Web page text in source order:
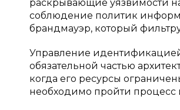
раскрывающие уязвимости
соблюдение политик
брандмауэр, который
Управление
обязательной частью
когда его ресурсы
необходимо пройти